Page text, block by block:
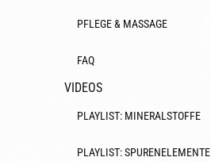
PFLEGE & MASSAGE
FAQ
VIDEOS
PLAYLIST: MINERALSTOFFE
PLAYLIST: SPURENELEMENTE